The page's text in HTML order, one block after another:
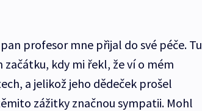
profesor mne přijal do své péče. Tu
kdy mi řekl, že ví o mém
a jelikož jeho dědeček prošel
zážitky značnou sympatii. Mohl